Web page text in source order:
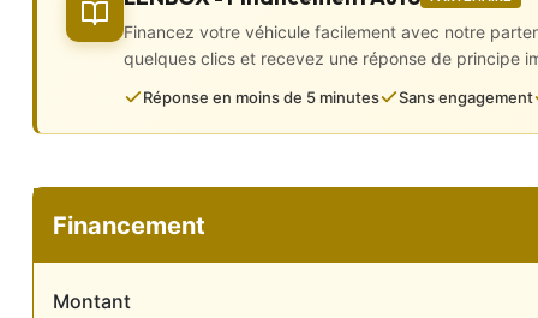
• 2 roues motrices
• Aide au stationnement AV/AR
• Jantes alu
• Lunette arrière dégivrante
• Rétroviseurs électriques, dégivrants et rabattables
• Sorties d’échappement chromées
• Toit ouvrant électrique / Panoramique
Financez votre véhicule facilement avec notre
quelques clics et recevez une réponse de principe
Réponse en moins de 5 minutes Sans engagement
Financement
Montant